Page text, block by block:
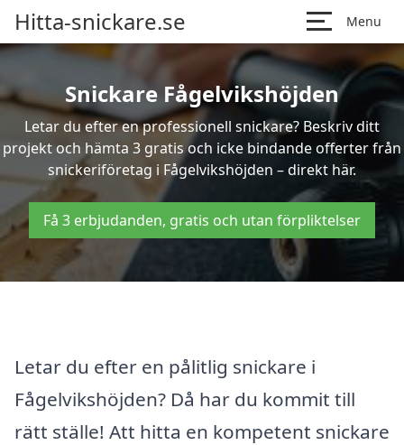
Hitta-snickare.se Menu
Snickare Fågelvikshöjden
Letar du efter en professionell snickare? Beskriv ditt
projekt och hämta 3 gratis och icke bindande offerter från
snickeriföretag i Fågelvikshöjden – direkt här.
Få 3 erbjudanden, gratis och utan förpliktelser
Letar du efter en pålitlig snickare i
Fågelvikshöjden? Då har du kommit till
rätt ställe! Att hitta en kompetent snickare